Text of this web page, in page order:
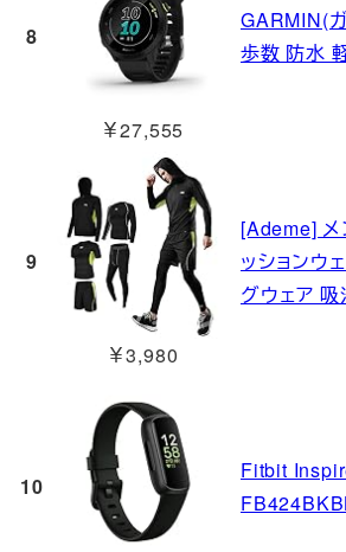
8
￥27,555
GARMIN(
歩数 防水
9
￥3,980
[Ademe] メ
ッションウ
グウェア
10
Fitbit